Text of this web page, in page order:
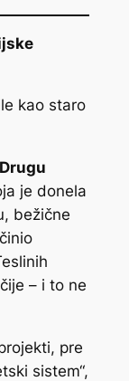
kao staro
Drugu
je donela
bežične
– i to ne
pre
sistem“,